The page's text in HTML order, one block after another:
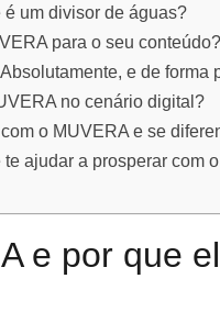
um divisor de águas?
para o seu conteúdo?
e de forma
no cenário digital?
o MUVERA e se
ajudar a prosperar com
e por que